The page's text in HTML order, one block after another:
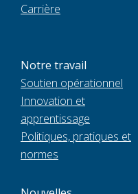
Carrière
Notre travail
Soutien opérationnel
Innovation et
apprentissage
Politiques, pratiques et
normes